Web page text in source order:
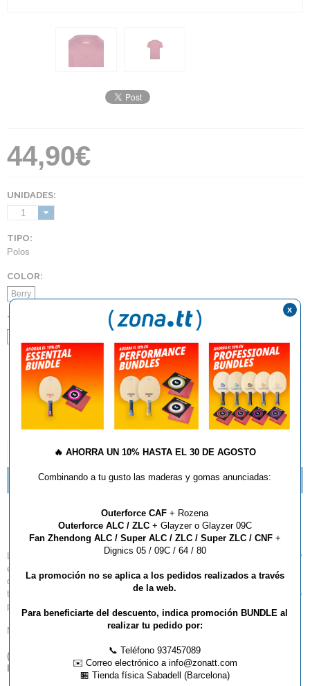
44,90€
UNIDADES:
1
TIPO:
Polos
COLOR:
Berry
TALLA:
AÑADIR AL CARRITO
DESCRIPCIÓN Y CARACTERÍSTICAS
NOVEDADES TEXTIL BUTTERFLY 2016
Polo Butterfly Puro
La elegancia se une a la funcionalidad deportiva. La alta transpirabilidad y
el buen transporte de la humedad del material garantizan una comodidad
de uso única. Gracias al ajuste y a la gran elasticidad, dispondrás de
total libertad de movimiento para realizar actividades deportivas. Perfecto
para quienes quieren vivir con estilo su pasión por el tenis de mesa.
Material: Lycra (88% Polyester / 12% Elastic)
(
) Por favor, tenga en cuenta que sólo entregamos productos
Butterfly dentro del territorio español.
🔥 AHORRA UN 10% HASTA EL 30 DE AGOSTO
Combinando a tu gusto las maderas y gomas anunciadas:
Outerforce CAF + Rozena
Outerforce ALC / ZLC+ Glayzer o Glayzer 09C
Fan Zhendong ALC / Super ALC / ZLC / Super ZLC / CNF+
Dignics 05 / 09C / 64 / 80
La promoción no se aplica a los pedidos realizados a través
de la web.
Para beneficiarte del descuento, indica promoción BUNDLE al
realizar tu pedido por:
📞 Teléfono 937457089
✉️ Correo electrónico a info@zonatt.com
🏪 Tienda física Sabadell (Barcelona)
x